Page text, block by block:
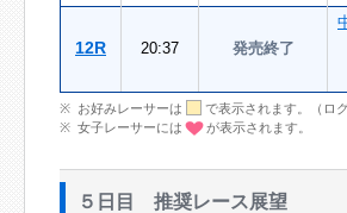
12R 20:37 発売終了
お好みレーサーは
で表示されます。（ロ
女子レーサーには
が表示されます。
５日目 推奨レース展望